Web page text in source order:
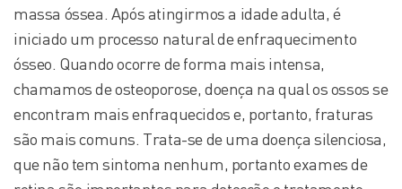
massa óssea. Após atingirmos a idade adulta, é
iniciado um processo natural de enfraquecimento
ósseo. Quando ocorre de forma mais intensa,
chamamos de osteoporose, doença na qual os ossos se
encontram mais enfraquecidos e, portanto, fraturas
são mais comuns. Trata-se de uma doença silenciosa,
que não tem sintoma nenhum, portanto exames de